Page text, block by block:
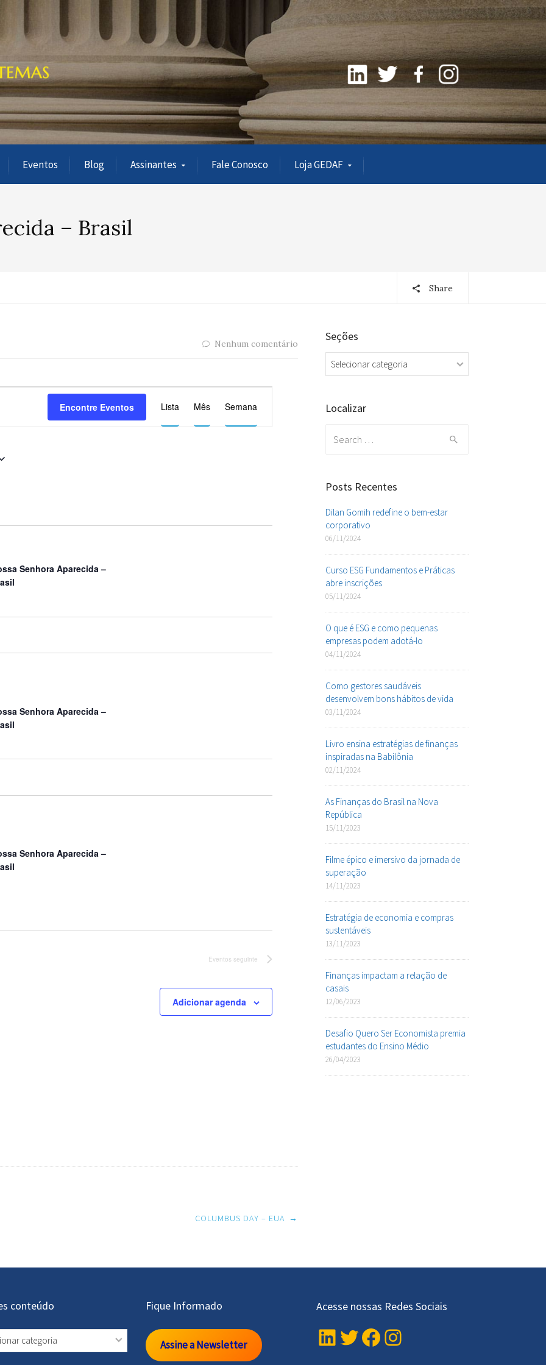
Eventos Blog Assinantes Fale Conosco Loja GEDAF
– Brasil
Share
Nenhum comentário
Encontre Eventos
Navegação
do
Lista Mês Semana
Senhora Aparecida –
Senhora Aparecida –
Senhora Aparecida –
Eventos seguinte
Adicionar agenda
COLUMBUS DAY – EUA →
Seções
Seções
Localizar
Posts Recentes
Dilan Gomih redefine o bem-estar
corporativo
06/11/2024
Curso ESG Fundamentos e Práticas
abre inscrições
05/11/2024
O que é ESG e como pequenas
empresas podem adotá-lo
04/11/2024
Como gestores saudáveis
desenvolvem bons hábitos de vida
03/11/2024
Livro ensina estratégias de finanças
inspiradas na Babilônia
02/11/2024
As Finanças do Brasil na Nova
República
15/11/2023
Filme épico e imersivo da jornada de
superação
14/11/2023
Estratégia de economia e compras
sustentáveis
13/11/2023
Finanças impactam a relação de
casais
12/06/2023
Desafio Quero Ser Economista premia
estudantes do Ensino Médio
26/04/2023
conteúdo Fique Informado
Assine a Newsletter
Acesse nossas Redes Sociais
LinkedIn Twitter Facebook Instagram